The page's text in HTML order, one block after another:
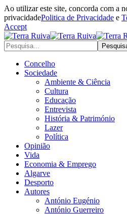
Ao utilizar este site, concorda com a
privacidadePolitica de Privacidade e
Accept
Concelho
Sociedade
Ambiente & Ciência
Cultura
Educação
Entrevista
História & Património
Lazer
Política
Opinião
Vida
Economia & Emprego
Algarve
Desporto
Autores
António Eugénio
António Guerreiro